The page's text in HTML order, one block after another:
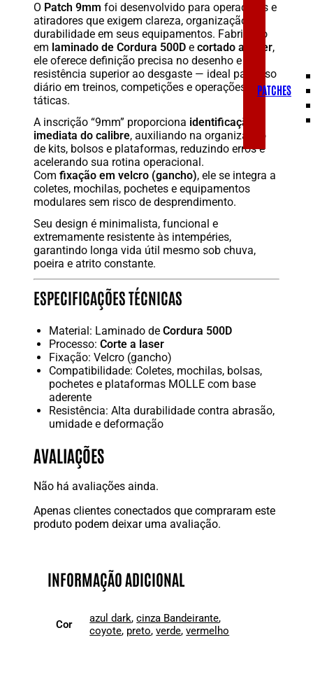
PATCHES
O Patch 9mm foi desenvolvido para operadores e
atiradores que exigem clareza, organização e
durabilidade em seus equipamentos. Fabricado
em laminado de Cordura 500D e cortado a laser,
ele oferece definição precisa no desenho e
resistência superior ao desgaste — ideal para uso
diário em treinos, competições e operações
táticas.
A inscrição “9mm” proporciona identificação
imediata do calibre, auxiliando na organização
de kits, bolsos e plataformas, reduzindo erros e
acelerando sua rotina operacional.
Com fixação em velcro (gancho), ele se integra a
coletes, mochilas, pochetes e equipamentos
modulares sem risco de desprendimento.
Seu design é minimalista, funcional e
extremamente resistente às intempéries,
garantindo longa vida útil mesmo sob chuva,
poeira e atrito constante.
ESPECIFICAÇÕES TÉCNICAS
Material: Laminado deCordura 500D
Processo:Corte a laser
Fixação: Velcro (gancho)
Compatibilidade: Coletes, mochilas, bolsas,
pochetes e plataformas MOLLE com base
aderente
Resistência: Alta durabilidade contra abrasão,
umidade e deformação
AVALIAÇÕES
Não há avaliações ainda.
Apenas clientes conectados que compraram este
produto podem deixar uma avaliação.
INFORMAÇÃO ADICIONAL
Cor azul dark,cinza Bandeirante,
coyote, preto,verde,vermelho